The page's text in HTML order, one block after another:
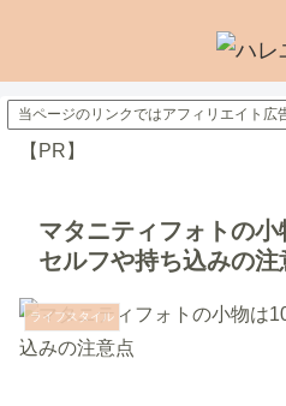
当ページのリンクではアフィリエイト広
【PR】
マタニティフォトの
セルフや持ち込みの注
ライフスタイル